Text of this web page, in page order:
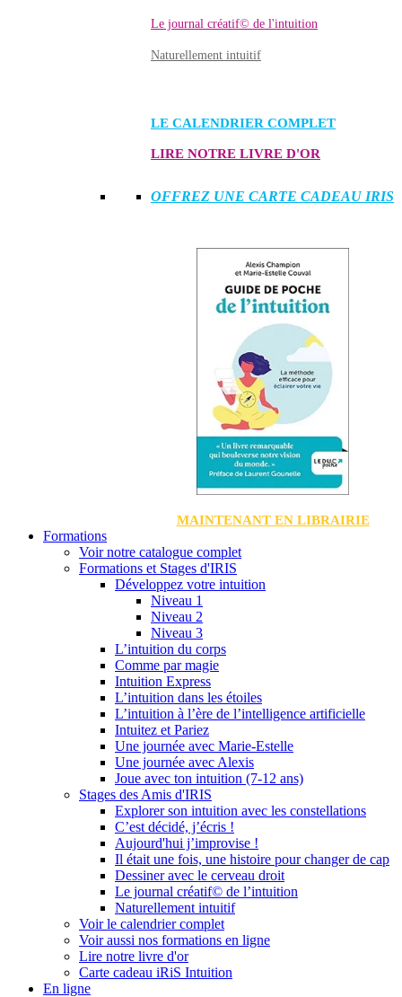
Le journal créatif© de l'intuition
Naturellement intuitif
LE CALENDRIER COMPLET
LIRE NOTRE LIVRE D'OR
OFFREZ UNE CARTE CADEAU IRIS
MAINTENANT EN LIBRAIRIE
Formations
Voir notre catalogue complet
Formations et Stages d'IRIS
Développez votre intuition
Niveau 1
Niveau 2
Niveau 3
L’intuition du corps
Comme par magie
Intuition Express
L’intuition dans les étoiles
L’intuition à l’ère de l’intelligence artificielle
Intuitez et Pariez
Une journée avec Marie-Estelle
Une journée avec Alexis
Joue avec ton intuition (7-12 ans)
Stages des Amis d'IRIS
Explorer son intuition avec les constellations
C’est décidé, j’écris !
Aujourd'hui j’improvise !
Il était une fois, une histoire pour changer de cap
Dessiner avec le cerveau droit
Le journal créatif© de l’intuition
Naturellement intuitif
Voir le calendrier complet
Voir aussi nos formations en ligne
Lire notre livre d'or
Carte cadeau iRiS Intuition
En ligne